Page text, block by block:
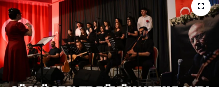
Dünya
İletişim
Künye